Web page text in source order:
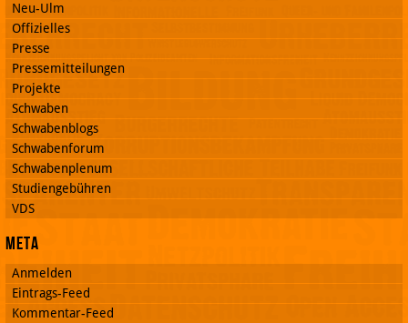
Neu-Ulm
Offizielles
Presse
Pressemitteilungen
Projekte
Schwaben
Schwabenblogs
Schwabenforum
Schwabenplenum
Studiengebühren
VDS
Meta
Anmelden
Eintrags-Feed
Kommentar-Feed